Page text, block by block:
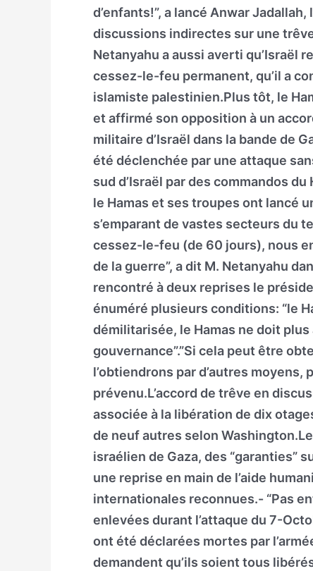
d’enfants!”, a lancé Anwar
discussions indirectes sur une
Netanyahu a aussi averti qu’Israël
cessez-le-feu permanent, qu’il a
islamiste palestinien.Plus tôt, le
et affirmé son opposition à un
militaire d’Israël dans la bande de
été déclenchée par une attaque
sud d’Israël par des commandos
le Hamas et ses troupes ont lancé
s’emparant de vastes secteurs du
cessez-le-feu (de 60 jours), nous
de la guerre”, a dit M. Netanyahu
rencontré à deux reprises le
énuméré plusieurs conditions: “le
démilitarisée, le Hamas ne doit
gouvernance”.”Si cela peut être
l’obtiendrons par d’autres
prévenu.L’accord de trêve en
associée à la libération de dix
de neuf autres selon
israélien de Gaza, des “garanties”
une reprise en main de l’aide
internationales reconnues.- “Pas
enlevées durant l’attaque du 7-
ont été déclarées mortes par
demandent qu’ils soient tous